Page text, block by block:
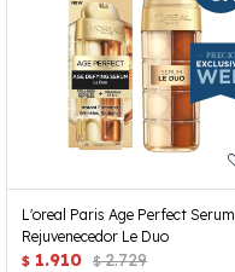
L'oreal Paris Age Perfect Serum
Rejuvenecedor Le Duo
$ 1.910 $ 2.729